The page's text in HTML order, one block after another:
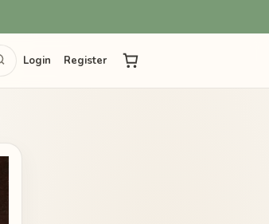
Login Register